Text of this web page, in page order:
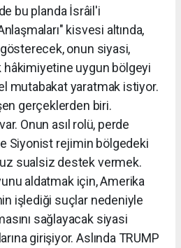
planda İsrâil'i
kisvesi altında,
onun siyasi,
uygun bölgeyi
mutabakat yaratmak istiyor.
gerçeklerden biri.
Onun asıl rolü, perde
Siyonist rejimin bölgedeki
sualsiz destek vermek.
aldatmak için, Amerika
işlediği suçlar nedeniyle
sağlayacak siyasi
girişiyor. Aslında TRUMP